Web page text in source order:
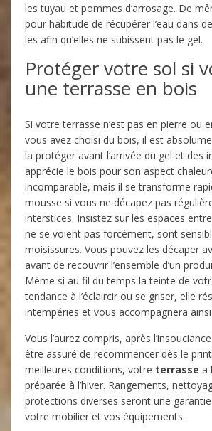
les tuyau et pommes d’arrosage. De
pour habitude de récupérer l’eau dans
les afin qu’elles ne subissent pas le gel.
Protéger votre sol si
une terrasse en bois
Si votre terrasse n’est pas en pierre ou
vous avez choisi du bois, il est
la protéger avant l’arrivée du gel et des
apprécie le bois pour son aspect
incomparable, mais il se transforme
mousse si vous ne décapez pas
interstices. Insistez sur les espaces
ne se voient pas forcément, sont
moisissures. Vous pouvez les décaper
avant de recouvrir l’ensemble d’un
Même si au fil du temps la teinte de
tendance à l’éclaircir ou se griser, elle
intempéries et vous accompagnera
Vous l’aurez compris, après
être assuré de recommencer dès le
meilleures conditions, votre terrasse a
préparée à l’hiver. Rangements,
protections diverses seront une
votre mobilier et vos équipements.